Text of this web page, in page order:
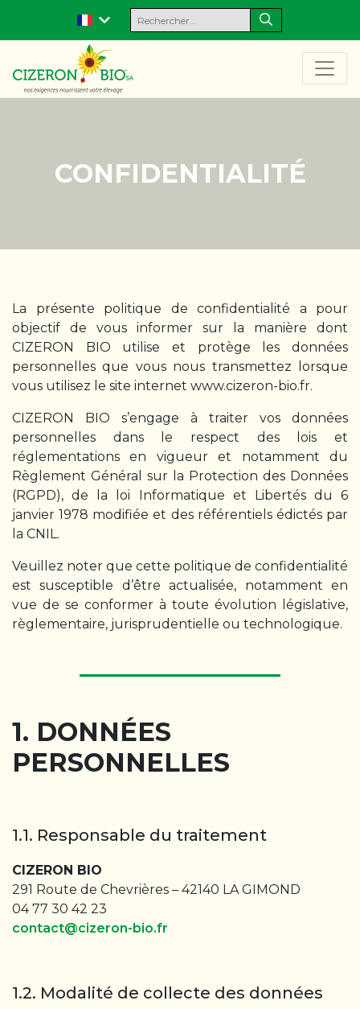
CONFIDENTIALITÉ
La présente politique de confidentialité a pour
objectif de vous informer sur la manière dont
CIZERON BIO utilise et protège les données
personnelles que vous nous transmettez lorsque
vous utilisez le site internet www.cizeron-bio.fr.
CIZERON BIO s’engage à traiter vos données
personnelles dans le respect des lois et
réglementations en vigueur et notamment du
Règlement Général sur la Protection des Données
(RGPD), de la loi Informatique et Libertés du 6
janvier 1978 modifiée et des référentiels édictés par
la CNIL.
Veuillez noter que cette politique de confidentialité
est susceptible d’être actualisée, notamment en
vue de se conformer à toute évolution législative,
règlementaire, jurisprudentielle ou technologique.
1. DONNÉES
PERSONNELLES
1.1. Responsable du traitement
CIZERON BIO
291 Route de Chevrières – 42140 LA GIMOND
04 77 30 42 23
contact@cizeron-bio.fr
1.2. Modalité de collecte des données